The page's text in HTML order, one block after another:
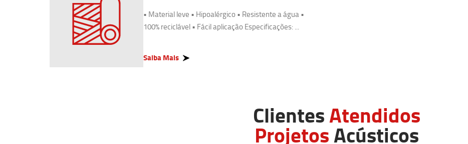
• Material leve • Hipoalérgico • Resistente a água •
100% reciclável • Fácil aplicação Especificações: ...
Saiba Mais
ClientesAtendidos
ProjetosAcústicos